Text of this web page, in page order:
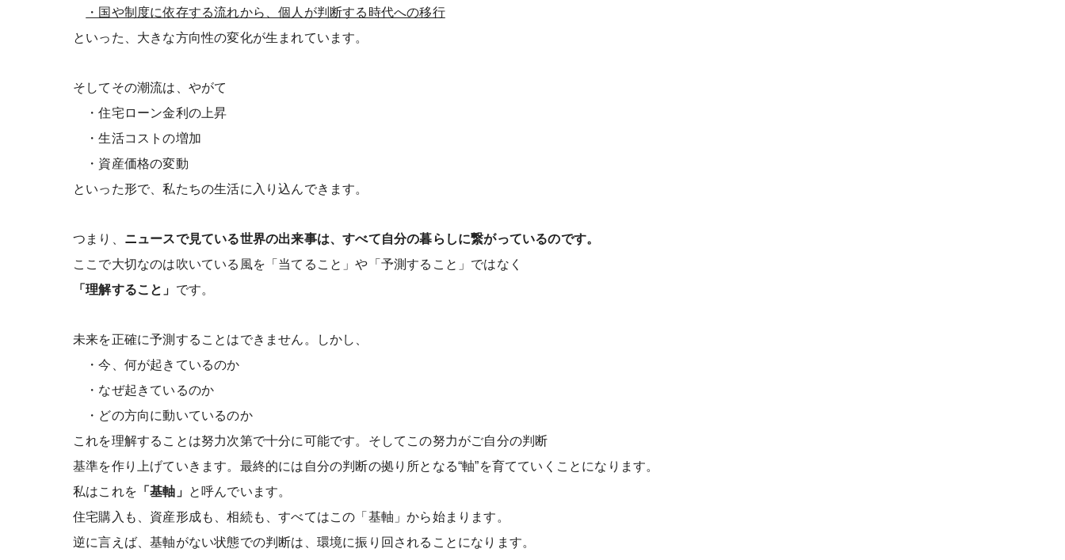
・国や制度に依存する流れから、個人が判断する時代への移行
といった、大きな方向性の変化が生まれています。
そしてその潮流は、やがて
・住宅ローン金利の上昇
・生活コストの増加
・資産価格の変動
といった形で、私たちの生活に入り込んできます。
つまり、 ニュースで見ている世界の出来事は、すべて自分の暮らしに繋がっているのです。
ここで大切なのは吹いている風を「当てること」や「予測すること」ではなく
「理解すること」 です。
未来を正確に予測することはできません。しかし、
・今、何が起きているのか
・なぜ起きているのか
・どの方向に動いているのか
これを理解することは努力次第で十分に可能です。そしてこの努力がご自分の判断
基準を作り上げていきます。最終的には自分の判断の拠り所となる“軸”を育てていく ことになります。
私はこれを 「基軸」 と呼んでいます。
住宅購入も、資産形成も、相続も、すべてはこの「基軸」から始まります。
逆に言えば、基軸がない状態での判断は、 環境に振り回されることになります。